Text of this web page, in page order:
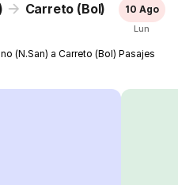
Carreto (Bol) 10 Ago
Lun
(N.San) a Carreto (Bol) Pasajes